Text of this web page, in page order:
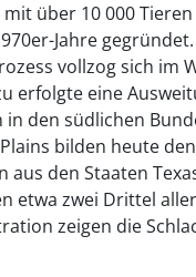
über 10 000
Jahre
vollzog sich im
erfolgte eine
in den südlichen
bilden heute
aus den Staaten
etwa zwei Drittel
zeigen die